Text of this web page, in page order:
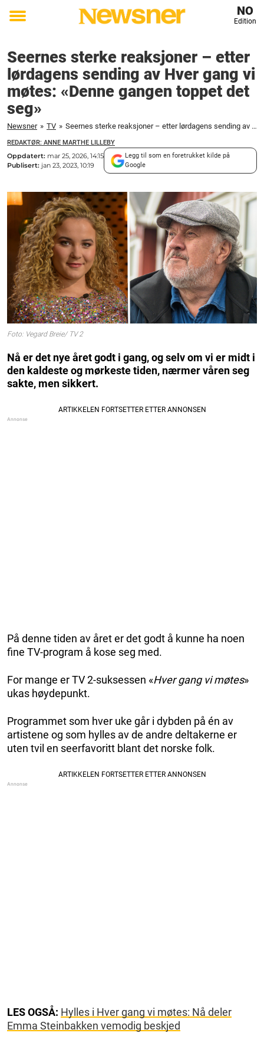
Toggle
NO
Edition
Seernes sterke reaksjoner – etter
lørdagens sending av Hver gang vi
møtes: «Denne gangen toppet det
seg»
Newsner » TV » Seernes sterke reaksjoner – etter lørdagens sending av Hver gang vi møtes: «Denne gangen toppet det seg»
REDAKTØR: ANNE MARTHE LILLEBY
Oppdatert: mar 25, 2026, 14:15
Publisert: jan 23, 2023, 10:19
Legg til som en foretrukket kilde på
Google
Foto: Vegard Breie/ TV 2
Nå er det nye året godt i gang, og selv om vi er midt i
den kaldeste og mørkeste tiden, nærmer våren seg
sakte, men sikkert.
På denne tiden av året er det godt å kunne ha noen
fine TV-program å kose seg med.
For mange er TV 2-suksessen «Hver gang vi møtes»
ukas høydepunkt.
Programmet som hver uke går i dybden på én av
artistene og som hylles av de andre deltakerne er
uten tvil en seerfavoritt blant det norske folk.
LES OGSÅ: Hylles i Hver gang vi møtes: Nå deler
Emma Steinbakken vemodig beskjed